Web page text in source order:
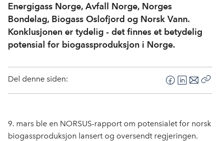
Energigass Norge, Avfall Norge, Norges
Bondelag, Biogass Oslofjord og Norsk Vann.
Konklusjonen er tydelig - det finnes et betydelig
potensial for biogassproduksjon i Norge.
Del denne siden:
F
a
e
b
L
i
k
e
E
-
o
s
9. mars ble en NORSUS-rapport om potensialet for norsk
biogassproduksjon lansert og oversendt regjeringen.